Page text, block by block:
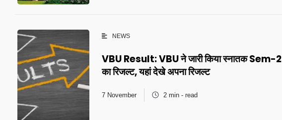
NEWS
VBU Result: VBU ने जारी किया स्नातक Sem-2
का रिजल्ट, यहां देखे अपना रिजल्ट
7 November 2 min - read